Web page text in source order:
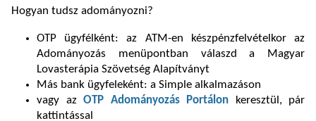
Hogyan tudsz adományozni?
OTP ügyfélként: az ATM-en készpénzfelvételkor az
Adományozás menüpontban válaszd a Magyar
Lovasterápia Szövetség Alapítványt
Más bank ügyfeleként: a Simple alkalmazáson
vagy az OTP Adományozás Portálon keresztül, pár
kattintással